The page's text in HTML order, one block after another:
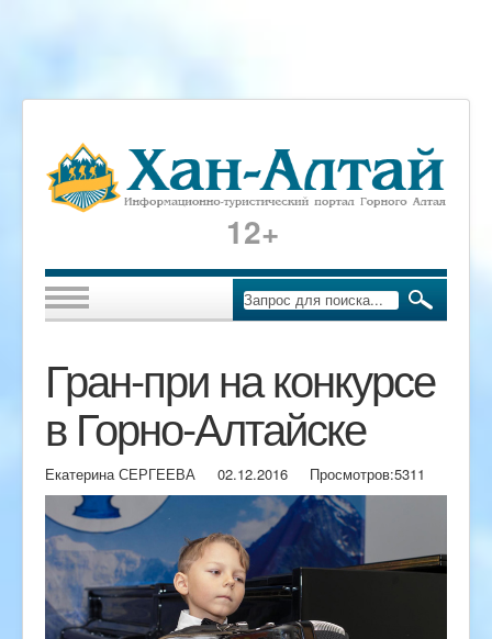
12+
Гран-при на конкурсе
в Горно-Алтайске
Екатерина СЕРГЕЕВА 02.12.2016 Просмотров:5311